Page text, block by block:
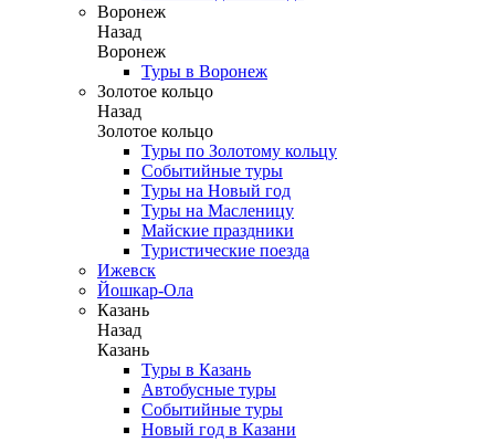
Воронеж
Назад
Воронеж
Туры в Воронеж
Золотое кольцо
Назад
Золотое кольцо
Туры по Золотому кольцу
Событийные туры
Туры на Новый год
Туры на Масленицу
Майские праздники
Туристические поезда
Ижевск
Йошкар-Ола
Казань
Назад
Казань
Туры в Казань
Автобусные туры
Событийные туры
Новый год в Казани